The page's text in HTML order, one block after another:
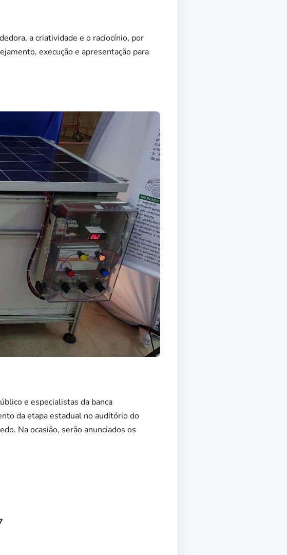
a criatividade e o raciocínio, por
execução e apresentação para
e especialistas da banca
da etapa estadual no auditório do
Na ocasião, serão anunciados os